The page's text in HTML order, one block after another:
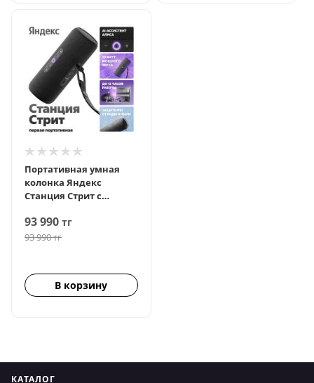
Портативная умная
колонка Яндекс
Станция Стрит с
93 990 тг
93 990тг
В корзину
КАТАЛОГ